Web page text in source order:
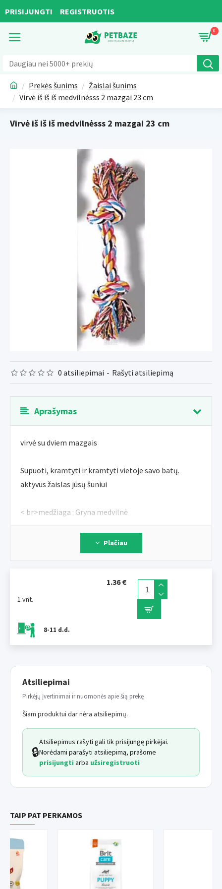
PRISIJUNGTI REGISTRUOTIS
0
Prekės šunims
Žaislai šunims
Virvė iš iš iš medvilnėsss 2 mazgai 23 cm
Virvė iš iš iš medvilnėsss 2 mazgai 23 cm
0 atsiliepimai - Rašyti atsiliepimą
1 vnt.
8-11 d.d.
1.36 €
Aprašymas
virvė su dviem mazgais
Supuoti, kramtyti ir kramtyti vietoje savo batų.
aktyvus žaislas jūsų šuniui
< br>medžiaga : Gryna medvilnė
Plačiau
Atsiliepimai
Pirkėjų įvertinimai ir nuomonės apie šią prekę
Šiam produktui dar nėra atsiliepimų.
🔒
Atsiliepimus rašyti gali tik prisijungę pirkėjai.
Norėdami parašyti atsiliepimą, prašome
prisijungti arba užsiregistruoti
TAIP PAT PERKAMOS